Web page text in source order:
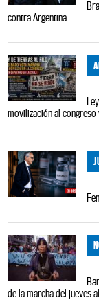
contra Argentina
movilización al congreso
de la marcha del jueves